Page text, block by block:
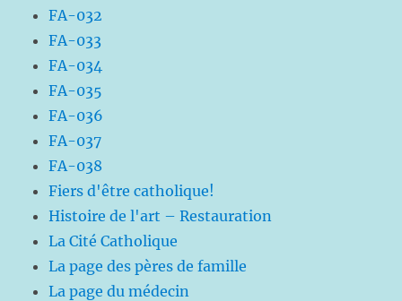
FA-032
FA-033
FA-034
FA-035
FA-036
FA-037
FA-038
Fiers d'être catholique!
Histoire de l'art – Restauration
La Cité Catholique
La page des pères de famille
La page du médecin